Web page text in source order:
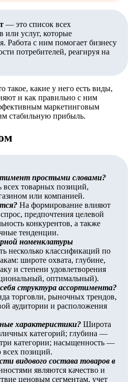
— это список всех
или услуг, которые
Работа с ним помогает бизнесу
потребителей, реагируя на
такое, какие у него есть виды,
и как правильно с ним
маркетинговым
стабильную прибыль.
простыми словами?
всех товарных позиций,
или компанией.
На формирование влияют
предпочтения целевой
конкурентов, а также
тенденции.
номенклатуры
несколько классификаций по
широте охвата, глубине,
и степени удовлетворения
оптимальный).
структура ассортимента?
торговли, рыночных трендов,
аудитории и расположения
характеристики? Широта
категорий; глубина —
категории; насыщенность —
всех позиций.
видового состава товаров в
являются качество и
ценовым сегментам, учет